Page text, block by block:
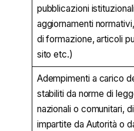
pubblicazioni
aggiornamenti
di formazione, articoli
sito etc.)
Adempimenti a carico
stabiliti da norme di
nazionali o comunitari,
impartite da Autorità o